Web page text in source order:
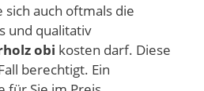
sich auch oftmals die
und qualitativ
obi kosten darf. Diese
berechtigt. Ein